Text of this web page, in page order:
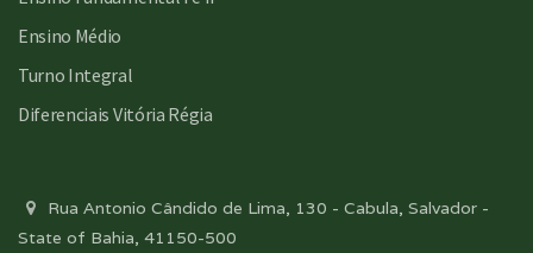
Ensino Médio
Turno Integral
Diferenciais Vitória Régia
Rua Antonio Cândido de Lima, 130 - Cabula, Salvador -
State of Bahia, 41150-500